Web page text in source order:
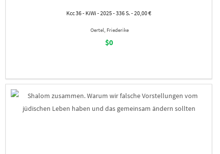
Kcc 36 - KiWi - 2025 - 336 S. - 20,00 €
Oertel, Friederike
$0